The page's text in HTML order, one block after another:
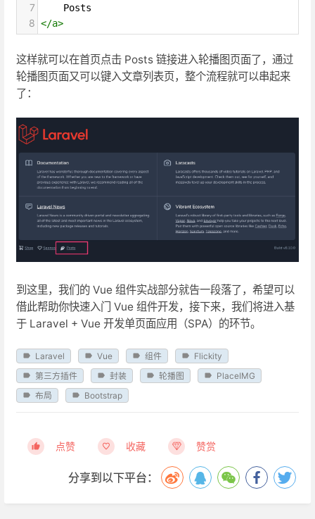
7
    Posts
8 </a>
这样就可以在首页点击 Posts 链接进入轮播图页面了，通过
轮播图页面又可以键入文章列表页，整个流程就可以串起来
了：
到这里，我们的 Vue 组件实战部分就告一段落了，希望可以
借此帮助你快速入门 Vue 组件开发，接下来，我们将进入基
于 Laravel + Vue 开发单页面应用（SPA）的环节。
Laravel Vue 组件
Flickity
第三方插件
封装 轮播图
PlaceIMG
布局
Bootstrap
点赞 收藏 赞赏
分享到以下平台：